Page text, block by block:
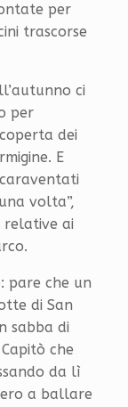
per
trascorse
ci
per
dei
E
volta”,
relative ai
pare che un
di San
sabba di
che
da lì
a ballare